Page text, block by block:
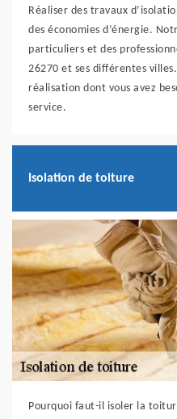
Réaliser des travaux
des économies d’énergie.
particuliers et des
26270 et ses différentes
réalisation dont vous avez
service.
Isolation de toiture
Pourquoi faut-il isoler la